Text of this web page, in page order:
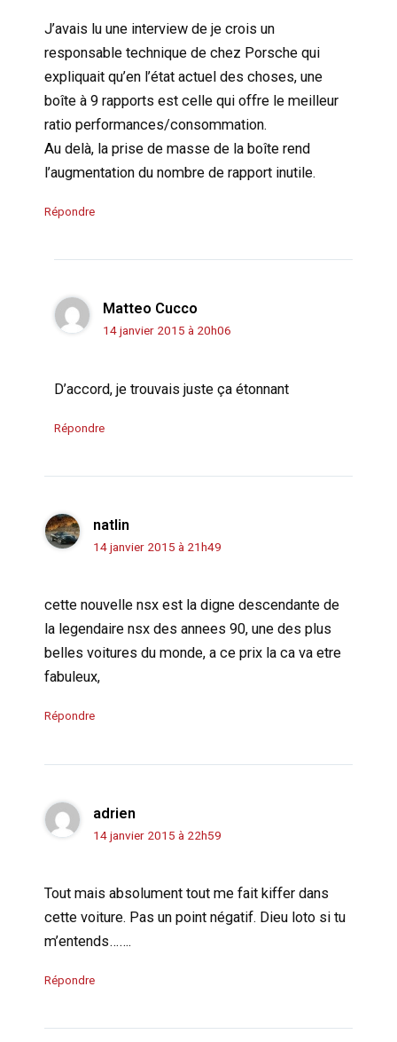
J’avais lu une interview de je crois un
responsable technique de chez Porsche qui
expliquait qu’en l’état actuel des choses, une
boîte à 9 rapports est celle qui offre le meilleur
ratio performances/consommation.
Au delà, la prise de masse de la boîte rend
l’augmentation du nombre de rapport inutile.
Répondre
Matteo Cucco
14 janvier 2015 à 20h06
D’accord, je trouvais juste ça étonnant
Répondre
natlin
14 janvier 2015 à 21h49
cette nouvelle nsx est la digne descendante de
la legendaire nsx des annees 90, une des plus
belles voitures du monde, a ce prix la ca va etre
fabuleux,
Répondre
adrien
14 janvier 2015 à 22h59
Tout mais absolument tout me fait kiffer dans
cette voiture. Pas un point négatif. Dieu loto si tu
m’entends…….
Répondre